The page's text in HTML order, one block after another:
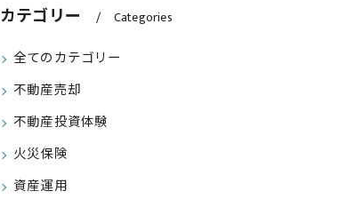
カテゴリー Categories
全てのカテゴリー
不動産売却
不動産投資体験
火災保険
資産運用